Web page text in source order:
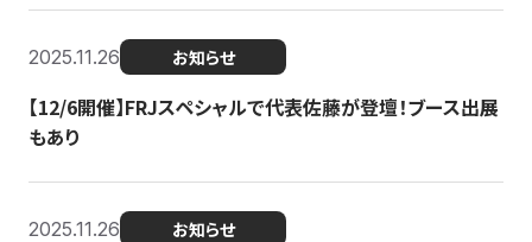
2025.11.26 お知らせ
【12/6開催】FRJスペシャルで代表佐藤が登壇！ブース出展
もあり
2025.11.26 お知らせ